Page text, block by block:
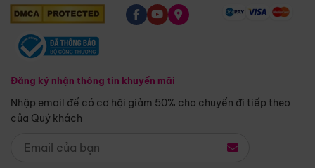
Đăng ký nhận thông tin khuyến mãi
Nhập email để có cơ hội giảm 50% cho chuyến đi tiếp theo
của Quý khách